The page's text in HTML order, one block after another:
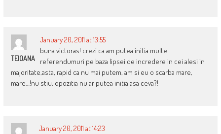
TEIOANA
January 20, 2011 at 13:55
buna victoras! crezi ca am putea initia multe
referendumuri pe baza lipsei de incredere in cei alesi in
majoritate,asta, rapid ca nu mai putem, am si eu o scarba mare,
mare…!nu stiu, opozitia nu ar putea initia asa ceva?!
January 20, 2011 at 14:23